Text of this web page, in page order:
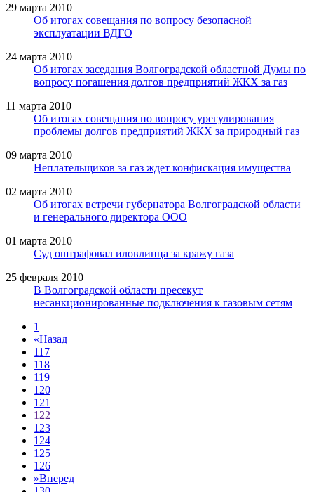
29 марта 2010
Об итогах совещания по вопросу безопасной
эксплуатации ВДГО
24 марта 2010
Об итогах заседания Волгоградской областной Думы по
вопросу погашения долгов предприятий ЖКХ за газ
11 марта 2010
Об итогах совещания по вопросу урегулирования
проблемы долгов предприятий ЖКХ за природный газ
09 марта 2010
Неплательщиков за газ ждет конфискация имущества
02 марта 2010
Об итогах встречи губернатора Волгоградской области
и генерального директора ООО
01 марта 2010
Суд оштрафовал иловлинца за кражу газа
25 февраля 2010
В Волгоградской области пресекут
несанкционированные подключения к газовым сетям
1
«Назад
117
118
119
120
121
122
123
124
125
126
»Вперед